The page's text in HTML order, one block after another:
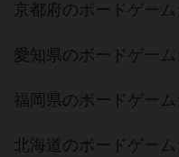
京都府のボードゲーム
愛知県のボードゲーム
福岡県のボードゲーム
北海道のボードゲーム